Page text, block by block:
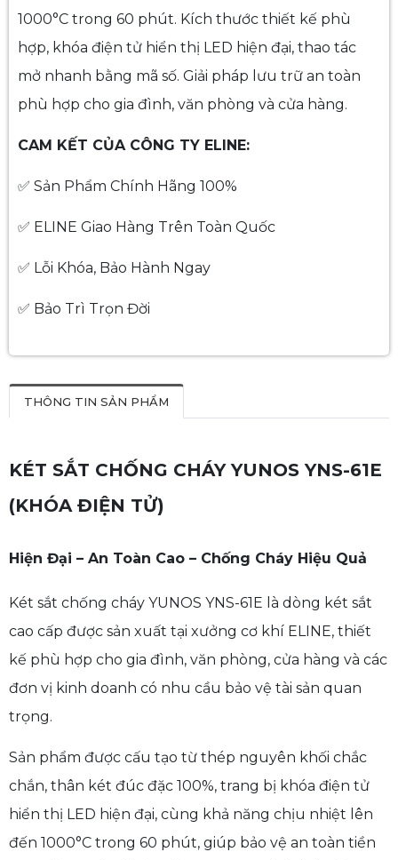
1000°C trong 60 phút. Kích thước thiết kế phù
hợp, khóa điện tử hiển thị LED hiện đại, thao tác
mở nhanh bằng mã số. Giải pháp lưu trữ an toàn
phù hợp cho gia đình, văn phòng và cửa hàng.
CAM KẾT CỦA CÔNG TY ELINE:
✅ Sản Phẩm Chính Hãng 100%
✅ ELINE Giao Hàng Trên Toàn Quốc
✅ Lỗi Khóa, Bảo Hành Ngay
✅ Bảo Trì Trọn Đời
THÔNG TIN SẢN PHẨM
KÉT SẮT CHỐNG CHÁY YUNOS YNS-61E
(KHÓA ĐIỆN TỬ)
Hiện Đại – An Toàn Cao – Chống Cháy Hiệu Quả
Két sắt chống cháy YUNOS YNS-61E là dòng két sắt
cao cấp được sản xuất tại xưởng cơ khí ELINE, thiết
kế phù hợp cho gia đình, văn phòng, cửa hàng và các
đơn vị kinh doanh có nhu cầu bảo vệ tài sản quan
trọng.
Sản phẩm được cấu tạo từ thép nguyên khối chắc
chắn, thân két đúc đặc 100%, trang bị khóa điện tử
hiển thị LED hiện đại, cùng khả năng chịu nhiệt lên
đến 1000°C trong 60 phút, giúp bảo vệ an toàn tiền